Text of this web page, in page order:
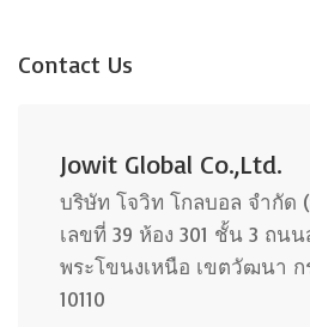
Contact Us
Jowit Global Co.,Ltd.
บริษัท โจวิท โกลบอล จำกัด
เลขที่ 39 ห้อง 301 ชั้น 3 ถน
พระโขนงเหนือ เขตวัฒนา ก
10110